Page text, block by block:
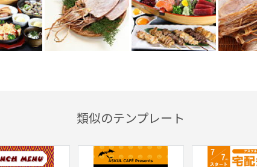
類似のテンプレート